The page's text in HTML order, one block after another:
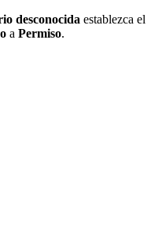
desconocida establezca el
a Permiso.